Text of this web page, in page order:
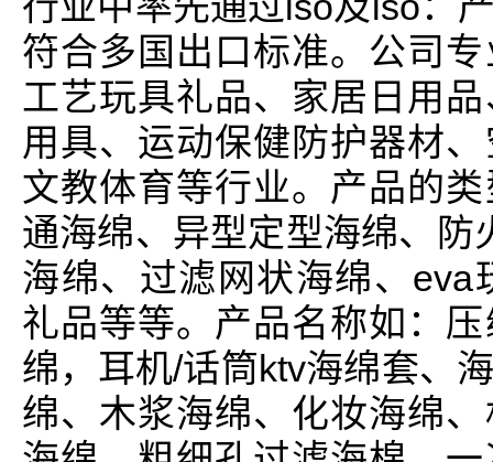
符合多国出口标准。公司
工艺玩具礼品、家居日用
用具、运动保健防护器材
文教体育等行业。产品的
通海绵、异型定型海绵、防
海绵、过滤网状海绵、
礼品等等。产品名称如：
绵，耳机/话筒ktv海绵套、
绵、木浆海绵、化妆海绵